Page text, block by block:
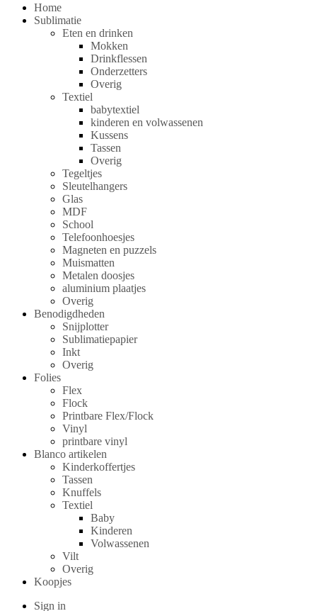
Home
Sublimatie
Eten en drinken
Mokken
Drinkflessen
Onderzetters
Overig
Textiel
babytextiel
kinderen en volwassenen
Kussens
Tassen
Overig
Tegeltjes
Sleutelhangers
Glas
MDF
School
Telefoonhoesjes
Magneten en puzzels
Muismatten
Metalen doosjes
aluminium plaatjes
Overig
Benodigdheden
Snijplotter
Sublimatiepapier
Inkt
Overig
Folies
Flex
Flock
Printbare Flex/Flock
Vinyl
printbare vinyl
Blanco artikelen
Kinderkoffertjes
Tassen
Knuffels
Textiel
Baby
Kinderen
Volwassenen
Vilt
Overig
Koopjes
Sign in